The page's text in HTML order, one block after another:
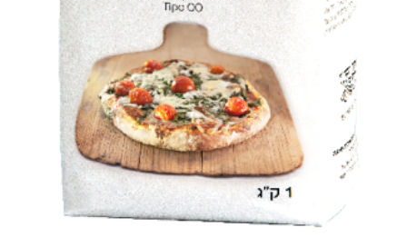
קמח פיצה נאפולי איטלקי טיפו 00
נטחן מחיטה איטלקית רכה ואיכותית.
קמח Tipo 00 הוא קמח לבן איטלקי
דק ביותר, שנטחן מלב גרעין החיטה.
הקמח נטול סיבים ומינרלים ועשיר
בחלבון התורם ליצירת רשת גלוטן
חזקה ולתפיחה טובה וגבוהה של
הבצק.הקמח מתאים לתפיחות
קצרות של מס' שעות בודדות,
לתפיחות בינוניות (48 שעות)
ולתפיחות ארוכות מאוד של לפחות